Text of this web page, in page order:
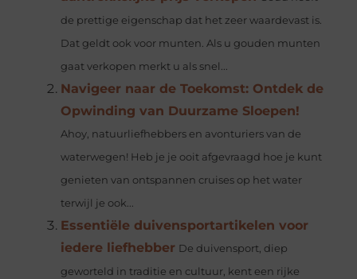
de prettige eigenschap dat het zeer waardevast is.
Dat geldt ook voor munten. Als u gouden munten
gaat verkopen merkt u als snel...
Navigeer naar de Toekomst: Ontdek de
Opwinding van Duurzame Sloepen!
Ahoy, natuurliefhebbers en avonturiers van de
waterwegen! Heb je je ooit afgevraagd hoe je kunt
genieten van ontspannen cruises op het water
terwijl je ook...
Essentiële duivensportartikelen voor
iedere liefhebber De duivensport, diep
geworteld in traditie en cultuur, kent een rijke